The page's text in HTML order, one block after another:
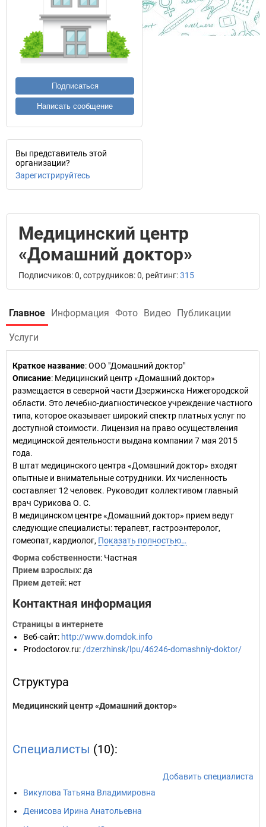
Подписаться
Написать сообщение
Вы представитель этой
организации?
Зарегистрируйтесь
Медицинский центр
«Домашний доктор»
Подписчиков: 0, сотрудников: 0, рейтинг:315
Главное Информация Фото Видео Публикации
Услуги
Краткое название:ООО "Домашний доктор"
Описание: Медицинский центр «Домашний доктор»
размещается в северной части Дзержинска Нижегородской
области. Это лечебно-диагностическое учреждение частного
типа, которое оказывает широкий спектр платных услуг по
доступной стоимости. Лицензия на право осуществления
медицинской деятельности выдана компании 7 мая 2015
года.
В штат медицинского центра «Домашний доктор» входят
опытные и внимательные сотрудники. Их численность
составляет 12 человек. Руководит коллективом главный
врач Сурикова О. С.
В медицинском центре «Домашний доктор» прием ведут
следующие специалисты: терапевт, гастроэнтеролог,
гомеопат, кардиолог, Показать полностью…
Форма собственности: Частная
Прием взрослых: да
Прием детей: нет
Контактная информация
Страницы в интернете
Веб-сайт: http://www.domdok.info
Prodoctorov.ru: /dzerzhinsk/lpu/46246-domashniy-doktor/
Структура
Медицинский центр «Домашний доктор»
Специалисты (10):
Добавить специалиста
Викулова Татьяна Владимировна
Денисова Ирина Анатольевна